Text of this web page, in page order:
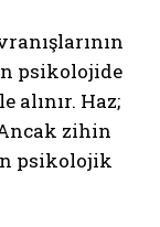
psikolojide
alınır. Haz;
zihin
psikolojik